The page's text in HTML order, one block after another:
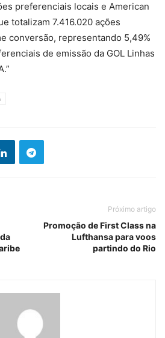
preferenciais locais e American
totalizam 7.416.020 ações
conversão, representando 5,49%
de emissão da GOL Linhas
Próximo artigo
Promoção de First Class na
Lufthansa para voos
partindo do Rio